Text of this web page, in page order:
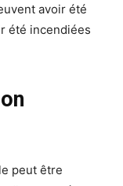
avoir été
été incendiées
peut être